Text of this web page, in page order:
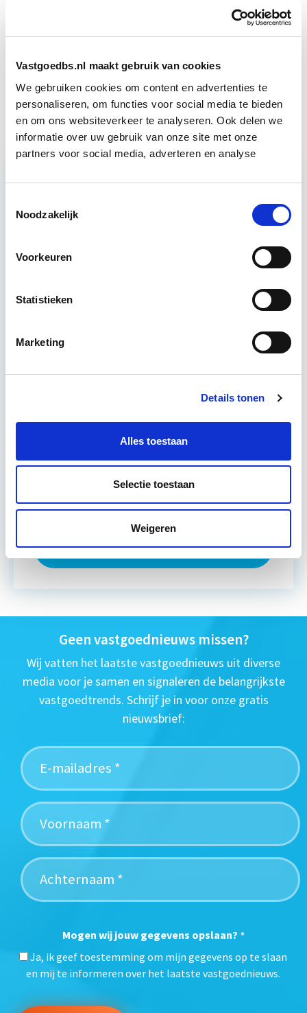
Vastgoedbs.nl maakt gebruik van cookies
We gebruiken cookies om content en advertenties te
personaliseren, om functies voor social media te bieden
en om ons websiteverkeer te analyseren. Ook delen we
informatie over uw gebruik van onze site met onze
partners voor social media, adverteren en analyse
Noodzakelijk
Voorkeuren
Statistieken
Marketing
Details tonen
Alles toestaan
Selectie toestaan
Weigeren
Vastgoedmanagement Start ma 14 sep
Business Case voor Vastgoed- &
verbeteren. De belangrijkste trends in vastgoed
Utrecht en/of online
4 - 8 uur per week
Eerstvolgende startdatum
do 10 sep 2026 - Utrecht of Online
Meer informatie
Geen vastgoednieuws missen?
Wij vatten het laatste vastgoednieuws uit diverse
media voor je samen en signaleren de belangrijkste
vastgoedtrends. Schrijf je in voor onze gratis
nieuwsbrief:
Mogen wij jouw gegevens opslaan? *
Ja, ik geef toestemming om mijn gegevens op te slaan
en mij te informeren over het laatste vastgoednieuws.